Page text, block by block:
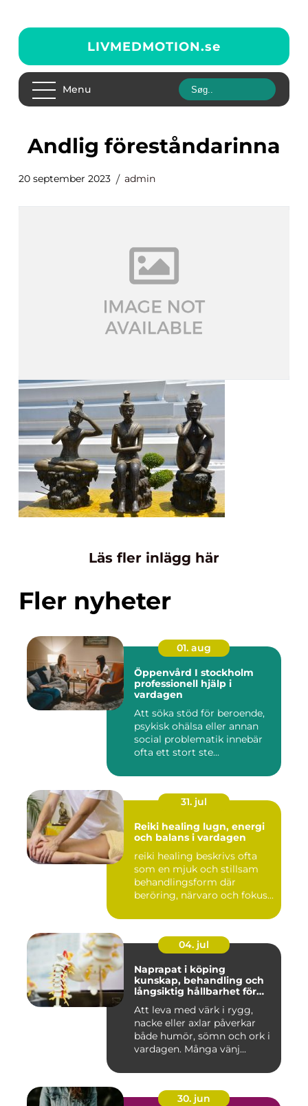
LIVMEDMOTION.se
Menu
andlig föreståndarinna
20 september 2023 admin
Läs fler inlägg här
Fler nyheter
01. aug
Öppenvård I stockholm
professionell hjälp i
vardagen
Att söka stöd för beroende,
psykisk ohälsa eller annan
social problematik innebär
ofta ett stort ste...
31. jul
Reiki healing lugn, energi
och balans i vardagen
reiki healing beskrivs ofta
som en mjuk och stillsam
behandlingsform där
beröring, närvaro och fokus...
04. jul
Naprapat i köping
kunskap, behandling och
långsiktig hållbarhet för
Att leva med värk i rygg,
nacke eller axlar påverkar
både humör, sömn och ork i
vardagen. Många vänj...
30. jun